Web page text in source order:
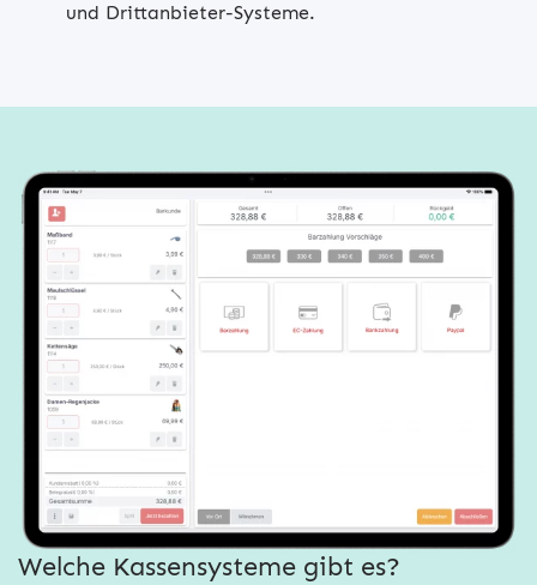
und Drittanbieter-Systeme.
Welche Kassensysteme gibt es?